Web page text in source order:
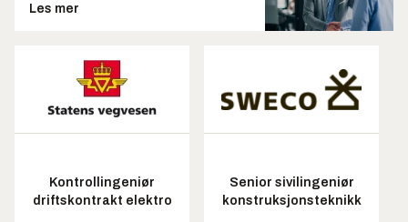
Les mer
Kontrollingeniør
driftskontrakt elektro
Senior sivilingeniør
konstruksjonsteknikk